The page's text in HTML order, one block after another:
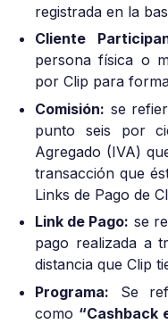
registrada en la
Cliente
persona física o
por Clip para
Comisión: se
punto seis por
Agregado (IVA)
transacción que
Links de Pago de
Link de Pago: se
pago realizada a
distancia que Clip
Programa: Se
como “Cashback